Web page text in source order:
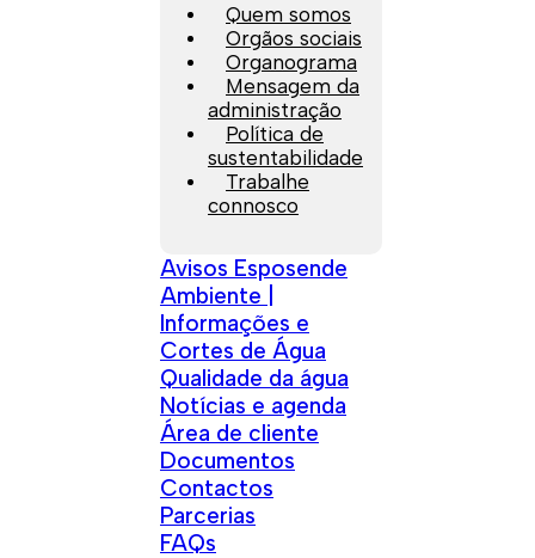
Quem somos
Orgãos sociais
Organograma
Mensagem da
administração
Política de
sustentabilidade
Trabalhe
connosco
Avisos Esposende
Ambiente |
Informações e
Cortes de Água
Qualidade da água
Notícias e agenda
Área de cliente
Documentos
Contactos
Parcerias
FAQs